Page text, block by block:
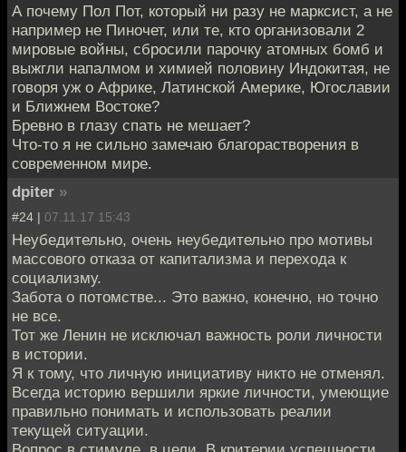
А почему Пол Пот, который ни разу не марксист, а не
например не Пиночет, или те, кто организовали 2
мировые войны, сбросили парочку атомных бомб и
выжгли напалмом и химией половину Индокитая, не
говоря уж о Африке, Латинской Америке, Югославии
и Ближнем Востоке?
Бревно в глазу спать не мешает?
Что-то я не сильно замечаю благорастворения в
современном мире.
dpiter »
#24 | 07.11.17 15:43
Неубедительно, очень неубедительно про мотивы
массового отказа от капитализма и перехода к
социализму.
Забота о потомстве... Это важно, конечно, но точно
не все.
Тот же Ленин не исключал важность роли личности
в истории.
Я к тому, что личную инициативу никто не отменял.
Всегда историю вершили яркие личности, умеющие
правильно понимать и использовать реалии
текущей ситуации.